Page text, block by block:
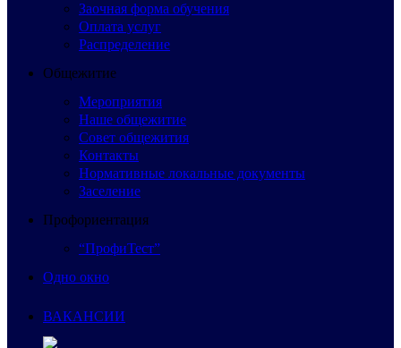
Заочная форма обучения
Оплата услуг
Распределение
Общежитие
Мероприятия
Наше общежитие
Совет общежития
Контакты
Нормативные локальные документы
Заселение
Профориентация
“ПрофиТест”
Одно окно
ВАКАНСИИ